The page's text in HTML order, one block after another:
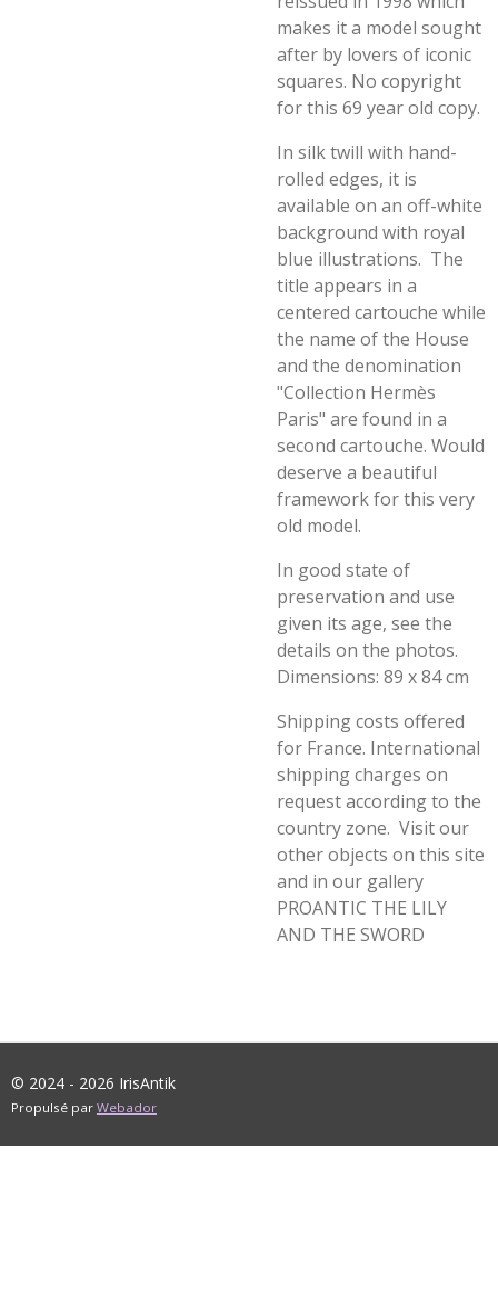
makes it a model sought
after by lovers of iconic
squares. No copyright
for this 69 year old copy.
In silk twill with hand-
rolled edges, it is
available on an off-white
background with royal
blue illustrations. The
title appears in a
centered cartouche while
the name of the House
and the denomination
"Collection Hermès
Paris" are found in a
second cartouche. Would
deserve a beautiful
framework for this very
old model.
In good state of
preservation and use
given its age, see the
details on the photos.
Dimensions: 89 x 84 cm
Shipping costs offered
for France. International
shipping charges on
request according to the
country zone. Visit our
other objects on this site
and in our gallery
PROANTIC THE LILY
AND THE SWORD
© 2024 - 2026 IrisAntik
Propulsé par Webador